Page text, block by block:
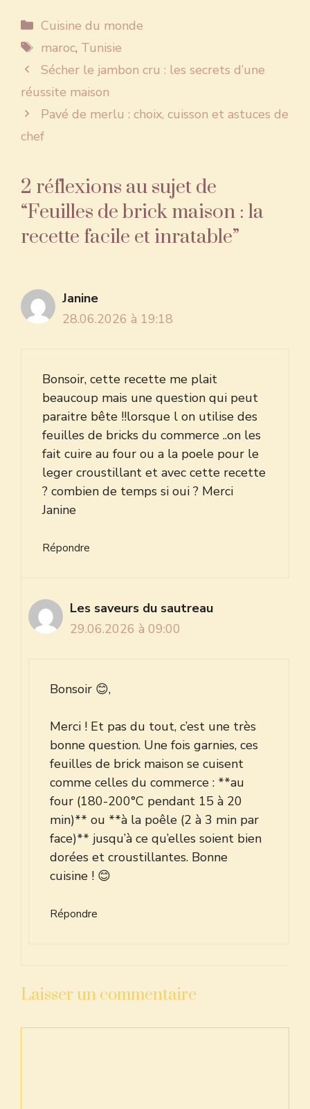
Catégories
Cuisine du monde
Étiquettes
maroc, Tunisie
Sécher le jambon cru : les secrets d’une
réussite maison
Pavé de merlu : choix, cuisson et astuces de
chef
2 réflexions au sujet de
“Feuilles de brick maison : la
recette facile et inratable”
Janine
28.06.2026 à 19:18
Bonsoir, cette recette me plait
beaucoup mais une question qui peut
paraitre bête !!lorsque l on utilise des
feuilles de bricks du commerce ..on les
fait cuire au four ou a la poele pour le
leger croustillant et avec cette recette
? combien de temps si oui ? Merci
Janine
Répondre
Les saveurs du sautreau
29.06.2026 à 09:00
Bonsoir 😊,
Merci ! Et pas du tout, c’est une très
bonne question. Une fois garnies, ces
feuilles de brick maison se cuisent
comme celles du commerce : **au
four (180-200°C pendant 15 à 20
min)** ou **à la poêle (2 à 3 min par
face)** jusqu’à ce qu’elles soient bien
dorées et croustillantes. Bonne
cuisine ! 😊
Répondre
Laisser un commentaire